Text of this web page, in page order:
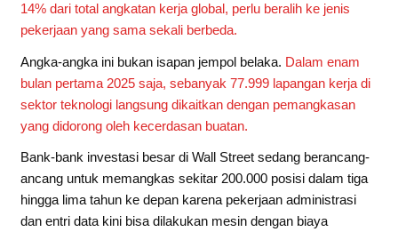
14% dari total angkatan kerja global, perlu beralih ke jenis
pekerjaan yang sama sekali berbeda.
Angka-angka ini bukan isapan jempol belaka. Dalam enam
bulan pertama 2025 saja, sebanyak 77.999 lapangan kerja di
sektor teknologi langsung dikaitkan dengan pemangkasan
yang didorong oleh kecerdasan buatan.
Bank-bank investasi besar di Wall Street sedang berancang-
ancang untuk memangkas sekitar 200.000 posisi dalam tiga
hingga lima tahun ke depan karena pekerjaan administrasi
dan entri data kini bisa dilakukan mesin dengan biaya